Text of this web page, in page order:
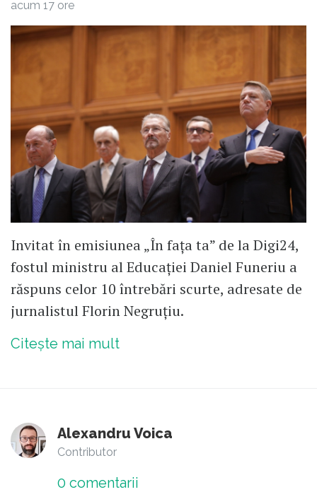
acum 17 ore
Invitat în emisiunea „În fața ta” de la Digi24,
fostul ministru al Educației Daniel Funeriu a
răspuns celor 10 întrebări scurte, adresate de
jurnalistul Florin Negruțiu.
Citește mai mult
Alexandru Voica
Contributor
0 comentarii